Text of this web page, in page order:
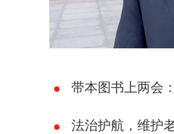
带本图书上两会
法治护航，维护